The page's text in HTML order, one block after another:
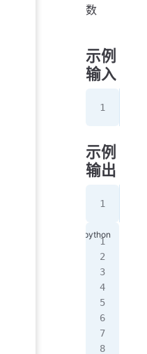
数
示例
输入
示例
输出